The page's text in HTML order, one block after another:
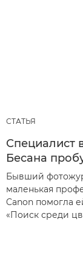
СТАТЬЯ
Специалист
Бесана
Бывший
маленькая
Canon помогла
«Поиск среди